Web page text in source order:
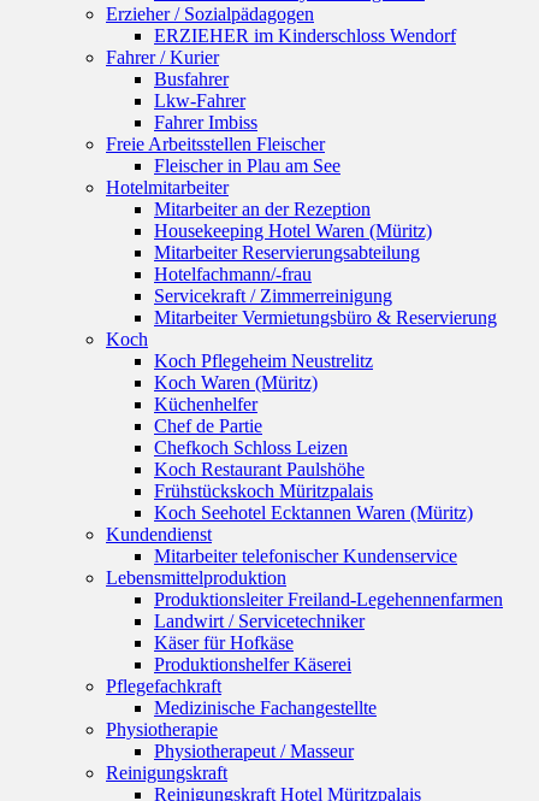
Erzieher / Sozialpädagogen
ERZIEHER im Kinderschloss Wendorf
Fahrer / Kurier
Busfahrer
Lkw-Fahrer
Fahrer Imbiss
Freie Arbeitsstellen Fleischer
Fleischer in Plau am See
Hotelmitarbeiter
Mitarbeiter an der Rezeption
Housekeeping Hotel Waren (Müritz)
Mitarbeiter Reservierungsabteilung
Hotelfachmann/-frau
Servicekraft / Zimmerreinigung
Mitarbeiter Vermietungsbüro & Reservierung
Koch
Koch Pflegeheim Neustrelitz
Koch Waren (Müritz)
Küchenhelfer
Chef de Partie
Chefkoch Schloss Leizen
Koch Restaurant Paulshöhe
Frühstückskoch Müritzpalais
Koch Seehotel Ecktannen Waren (Müritz)
Kundendienst
Mitarbeiter telefonischer Kundenservice
Lebensmittelproduktion
Produktionsleiter Freiland-Legehennenfarmen
Landwirt / Servicetechniker
Käser für Hofkäse
Produktionshelfer Käserei
Pflegefachkraft
Medizinische Fachangestellte
Physiotherapie
Physiotherapeut / Masseur
Reinigungskraft
Reinigungskraft Hotel Müritzpalais